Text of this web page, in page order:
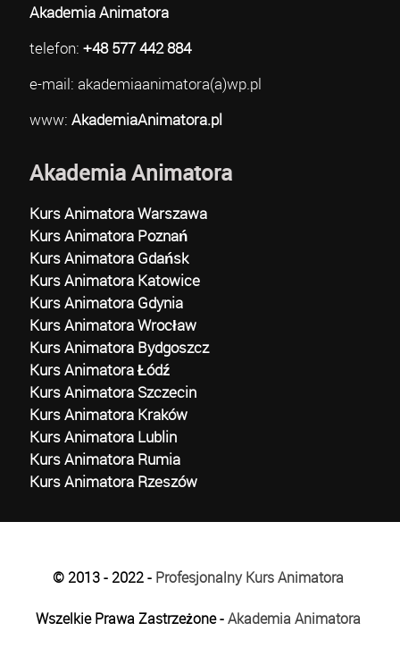
Akademia Animatora
telefon: +48 577 442 884
e-mail: akademiaanimatora(a)wp.pl
www: AkademiaAnimatora.pl
Akademia Animatora
Kurs Animatora Warszawa
Kurs Animatora Poznań
Kurs Animatora Gdańsk
Kurs Animatora Katowice
Kurs Animatora Gdynia
Kurs Animatora Wrocław
Kurs Animatora Bydgoszcz
Kurs Animatora Łódź
Kurs Animatora Szczecin
Kurs Animatora Kraków
Kurs Animatora Lublin
Kurs Animatora Rumia
Kurs Animatora Rzeszów
© 2013 - 2022 - Profesjonalny Kurs Animatora
Wszelkie Prawa Zastrzeżone -Akademia Animatora